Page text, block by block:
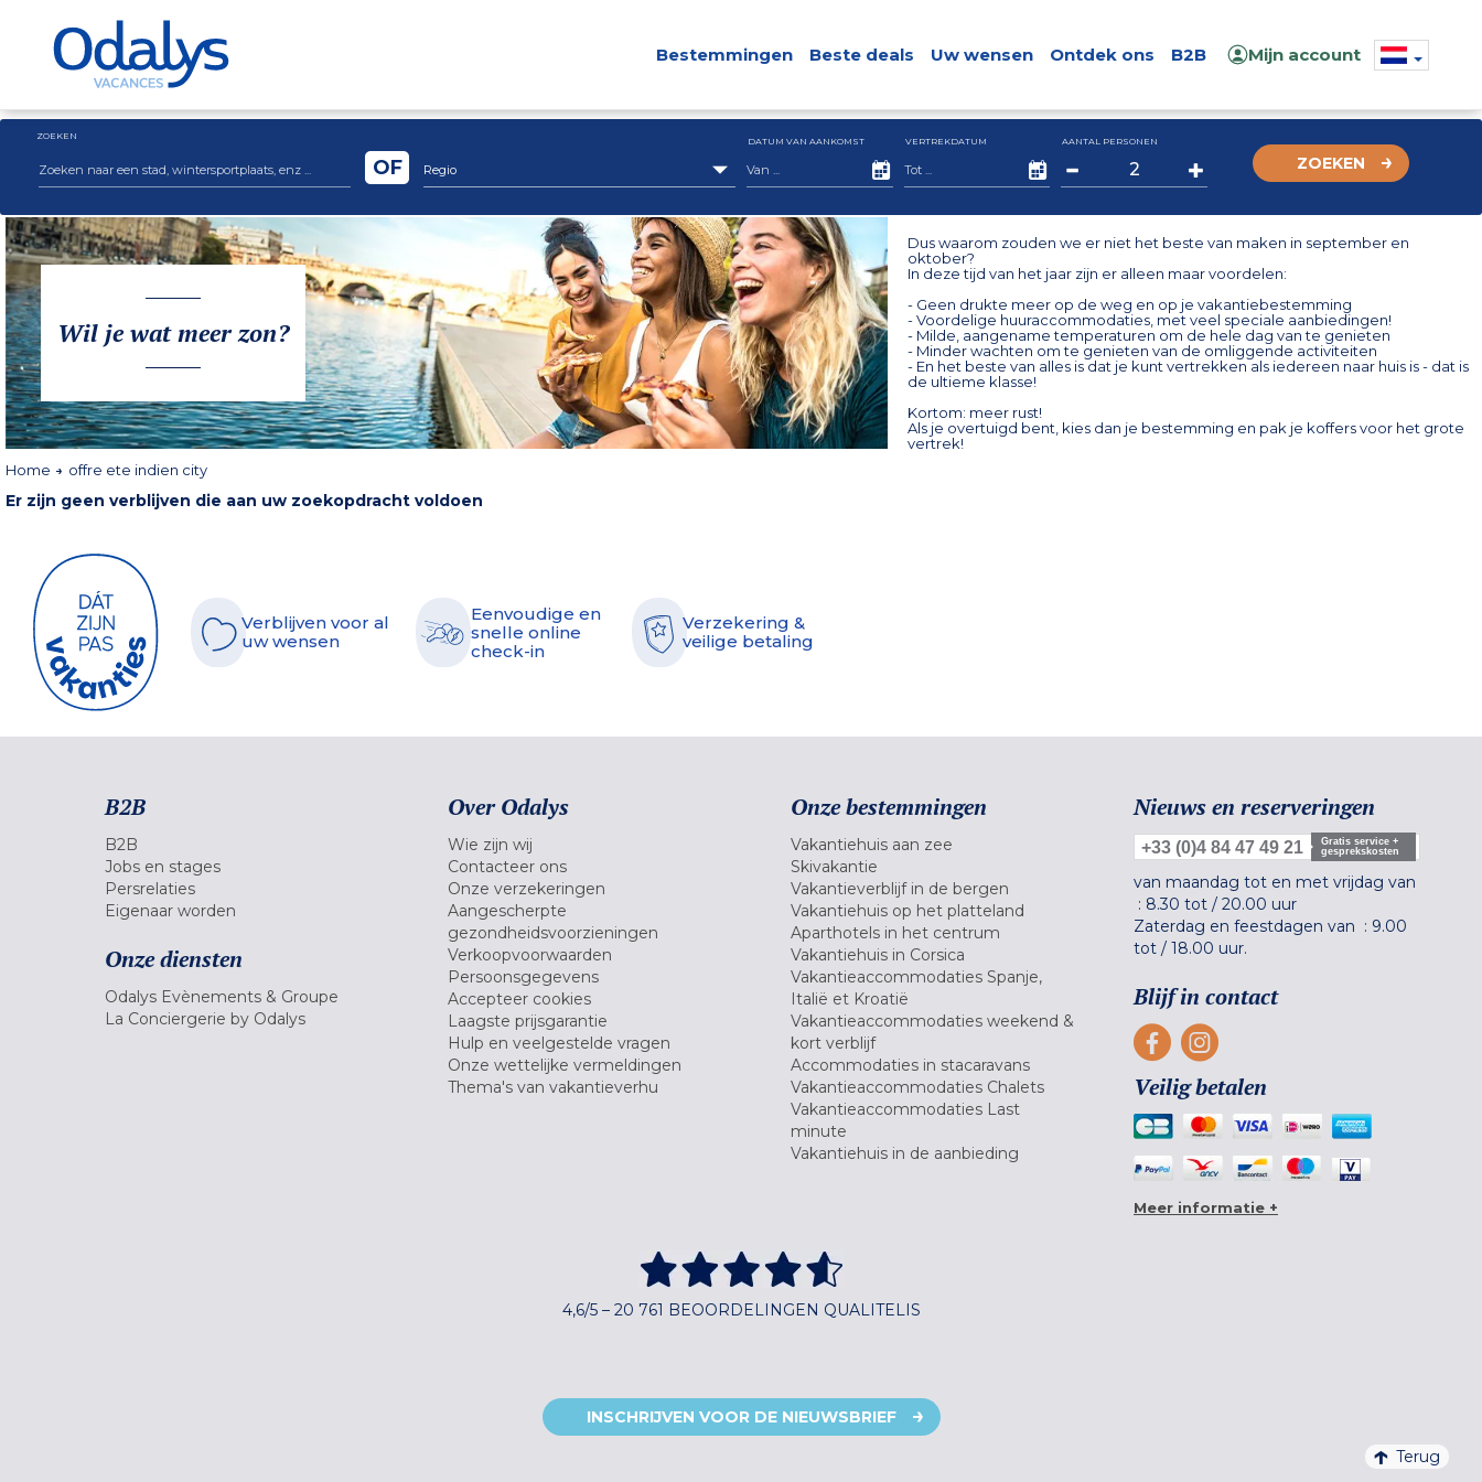
Bestemmingen Beste deals Uw wensen Ontdek ons B2B Mijn account
ZOEKEN
Regio
OF
DATUM VAN AANKOMST VERTREKDATUM AANTAL PERSONEN
ZOEKEN
Wil je wat meer zon?
Dus waarom zouden we er niet het beste van maken in september en
oktober?
In deze tijd van het jaar zijn er alleen maar voordelen:
- Geen drukte meer op de weg en op je vakantiebestemming
- Voordelige huuraccommodaties, met veel speciale aanbiedingen!
- Milde, aangename temperaturen om de hele dag van te genieten
- Minder wachten om te genieten van de omliggende activiteiten
- En het beste van alles is dat je kunt vertrekken als iedereen naar huis is - dat is
de ultieme klasse!
Kortom: meer rust!
Als je overtuigd bent, kies dan je bestemming en pak je koffers voor het grote
vertrek!
Home
offre ete indien city
Er zijn geen verblijven die aan uw zoekopdracht voldoen
Verblijven voor al
uw wensen
Eenvoudige en
snelle online
check-in
Verzekering &
veilige betaling
B2B
B2B
Jobs en stages
Persrelaties
Eigenaar worden
Onze diensten
Odalys Evènements & Groupe
La Conciergerie by Odalys
Over Odalys
Wie zijn wij
Contacteer ons
Onze verzekeringen
Aangescherpte
gezondheidsvoorzieningen
Verkoopvoorwaarden
Persoonsgegevens
Accepteer cookies
Laagste prijsgarantie
Hulp en veelgestelde vragen
Onze wettelijke vermeldingen
Thema's van vakantieverhu
Onze bestemmingen
Vakantiehuis aan zee
Skivakantie
Vakantieverblijf in de bergen
Vakantiehuis op het platteland
Aparthotels in het centrum
Vakantiehuis in Corsica
Vakantieaccommodaties Spanje,
Italië et Kroatië
Vakantieaccommodaties weekend &
kort verblijf
Accommodaties in stacaravans
Vakantieaccommodaties Chalets
Vakantieaccommodaties Last
minute
Vakantiehuis in de aanbieding
Nieuws en reserveringen
+33 (0)4 84 47 49 21
Gratis service +
gesprekskosten
van maandag tot en met vrijdag van
: 8.30 tot / 20.00 uur
Zaterdag en feestdagen van : 9.00
tot / 18.00 uur.
Blijf in contact
Veilig betalen
Meer informatie +
4,6/5 – 20 761 BEOORDELINGEN QUALITELIS
INSCHRIJVEN VOOR DE NIEUWSBRIEF
Terug